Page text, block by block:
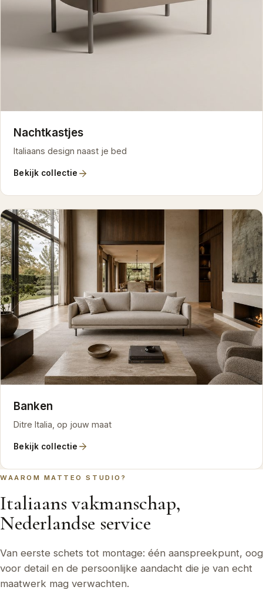
Nachtkastjes
Italiaans design naast je bed
Bekijk collectie
Banken
Ditre Italia, op jouw maat
Bekijk collectie
WAAROM MATTEO STUDIO?
Italiaans vakmanschap,
Nederlandse service
Van eerste schets tot montage: één aanspreekpunt, oog
voor detail en de persoonlijke aandacht die je van echt
maatwerk mag verwachten.